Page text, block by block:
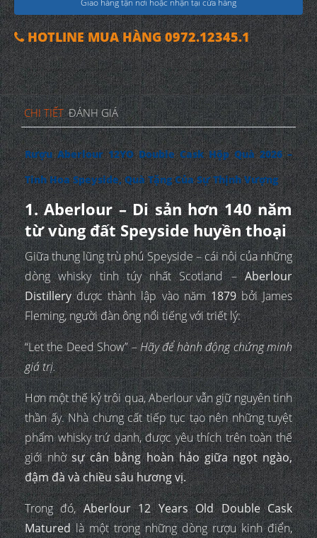
HOTLINE MUA HÀNG 0972.12345.1
CHI TIẾT ĐÁNH GIÁ
Rượu Aberlour 12YO Double Cask Hộp Quà 2026 –
Tinh Hoa Speyside, Quà Tặng Của Sự Thịnh Vượng
1. Aberlour – Di sản hơn 140 năm
từ vùng đất Speyside huyền thoại
Giữa thung lũng trù phú Speyside – cái nôi của những
dòng whisky tinh túy nhất Scotland –Aberlour
Distilleryđược thành lập vào năm1879bởi James
Fleming, người đàn ông nổi tiếng với triết lý:
“Let the Deed Show” –Hãy để hành động chứng minh
giá trị.
Hơn một thế kỷ trôi qua, Aberlour vẫn giữ nguyên tinh
thần ấy. Nhà chưng cất tiếp tục tạo nên những tuyệt
phẩm whisky trứ danh, được yêu thích trên toàn thế
giới nhờsự cân bằng hoàn hảo giữa ngọt ngào,
đậm đà và chiều sâu hương vị.
Trong đó,Aberlour 12 Years Old Double Cask
Maturedlà một trong những dòng rượu kinh điển,